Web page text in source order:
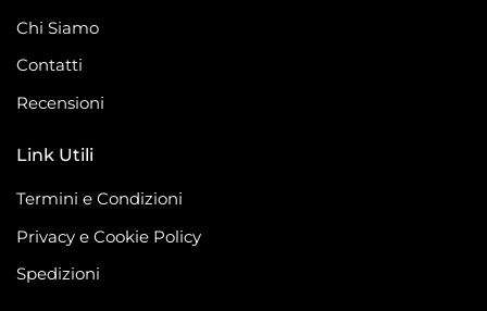
Chi Siamo
Contatti
Recensioni
Link Utili
Termini e Condizioni
Privacy e Cookie Policy
Spedizioni